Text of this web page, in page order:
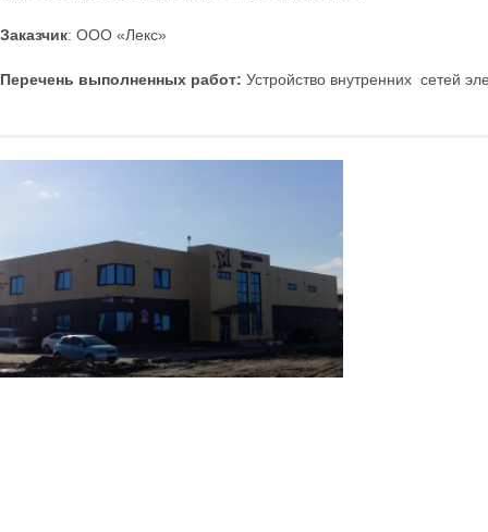
Заказчик: ООО «Лекс»
Перечень выполненных работ: Устройство внутренних сетей